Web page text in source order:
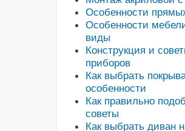
Особенности
Особенности
виды
Конструкция и
приборов
Как выбрать
особенности
Как правильно
советы
Как выбрать диван